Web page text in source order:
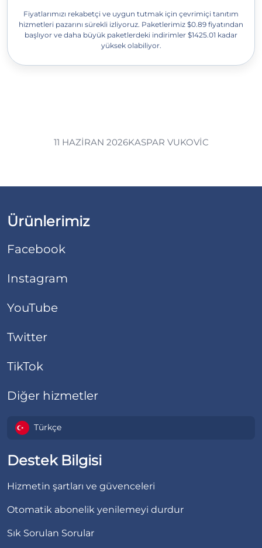
Fiyatlarımızı rekabetçi ve uygun tutmak için çevrimiçi tanıtım
hizmetleri pazarını sürekli izliyoruz. Paketlerimiz $0.89 fiyatından
başlıyor ve daha büyük paketlerdeki indirimler $1425.01 kadar
yüksek olabiliyor.
11 HAZIRAN 2026KASPAR VUKOVIC
Ürünlerimiz
Facebook
Instagram
YouTube
Twitter
TikTok
Diğer hizmetler
Türkçe
Destek Bilgisi
Hizmetin şartları ve güvenceleri
Otomatik abonelik yenilemeyi durdur
Sık Sorulan Sorular